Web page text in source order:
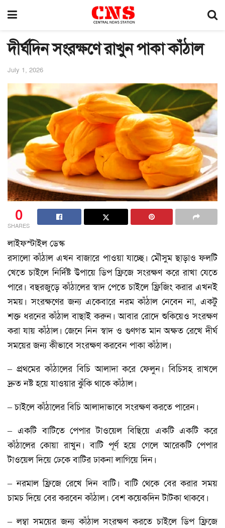
দীর্ঘদিন সংরক্ষণে রাখুন পাকা কাঁঠাল
July 1, 2026
0
SHARES
লাইফস্টাইল ডেস্ক
রসালো কাঁঠাল এখন বাজারে পাওয়া যাচ্ছে। মৌসুম ছাড়াও ফলটি
খেতে চাইলে নির্দিষ্ট উপায়ে ডিপ ফ্রিজে সংরক্ষণ করে রাখা যেতে
পারে। বছরজুড়ে কাঁঠালের স্বাদ পেতে চাইলে ফ্রিজিং করার এখনই
সময়। সংরক্ষণের জন্য একেবারে নরম কাঁঠাল নেবেন না, একটু
শক্ত ধরনের কাঁঠাল বাছাই করুন। আবার রোদে শুকিয়েও সংরক্ষণ
করা যায় কাঁঠাল। জেনে নিন স্বাদ ও গুণগত মান অক্ষত রেখে দীর্ঘ
সময়ের জন্য কীভাবে সংরক্ষণ করবেন পাকা কাঁঠাল।
– প্রথমের কাঁঠালের বিচি আলাদা করে ফেলুন। বিচিসহ রাখলে
দ্রুত নষ্ট হয়ে যাওয়ার ঝুঁকি থাকে কাঁঠাল।
– চাইলে কাঁঠালের বিচি আলাদাভাবে সংরক্ষণ করতে পারেন।
– একটি বাটিতে পেপার টাওয়েল বিছিয়ে একটি একটি করে
কাঁঠালের কোয়া রাখুন। বাটি পূর্ণ হয়ে গেলে আরেকটি পেপার
টাওয়েল দিয়ে ঢেকে বাটির ঢাকনা লাগিয়ে দিন।
– নরমাল ফ্রিজে রেখে দিন বাটি। বাটি থেকে বের করার সময়
চামচ দিয়ে বের করবেন কাঁঠাল। বেশ কয়েকদিন টাটকা থাকবে।
– লম্বা সময়ের জন্য কাঁঠাল সংরক্ষণ করতে চাইলে ডিপ ফ্রিজে